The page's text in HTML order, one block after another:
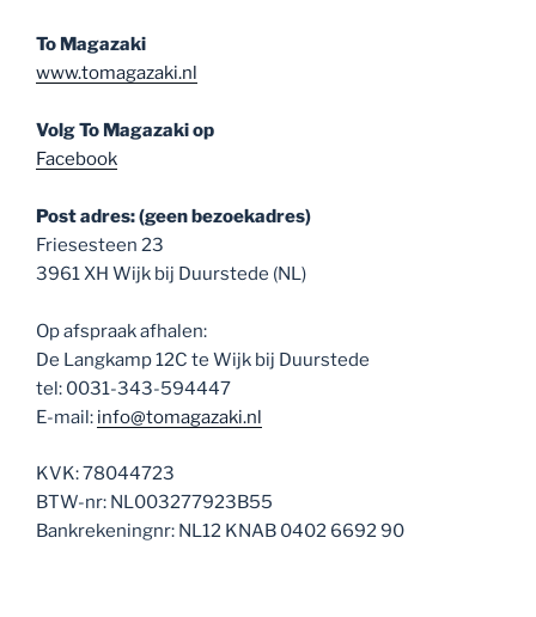
To Magazaki
www.tomagazaki.nl
Volg To Magazaki op
Facebook
Post adres: (geen bezoekadres)
Friesesteen 23
3961 XH Wijk bij Duurstede (NL)
Op afspraak afhalen:
De Langkamp 12C te Wijk bij Duurstede
tel: 0031-343-594447
E-mail: info@tomagazaki.nl
KVK: 78044723
BTW-nr: NL003277923B55
Bankrekeningnr: NL12 KNAB 0402 6692 90